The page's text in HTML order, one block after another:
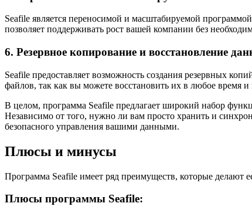
Seafile является переносимой и масштабируемой
позволяет поддерживать рост вашей компании без
6. Резервное копирование и восстановление
Seafile предоставляет возможность создания резервных
файлов, так как вы можете восстановить их в любое время
В целом, программа Seafile предлагает широкий набор
Независимо от того, нужно ли вам просто хранить и
безопасного управления вашими данными.
Плюсы и минусы
Программа Seafile имеет ряд преимуществ, которые делают
Плюсы программы Seafile: